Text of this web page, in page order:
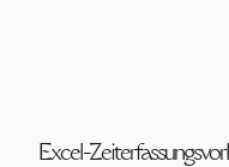
Excel-